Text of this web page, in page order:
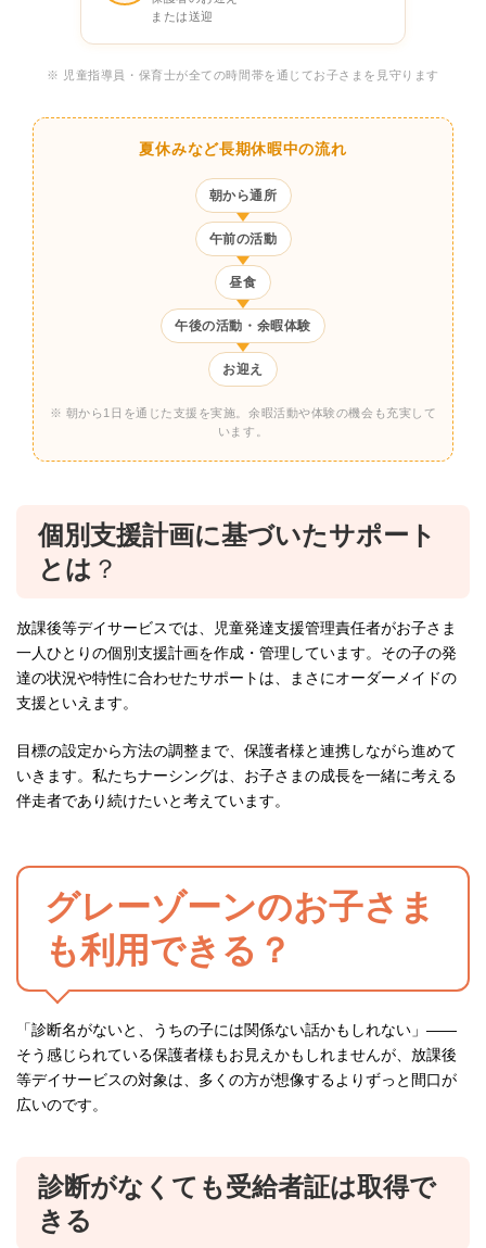
または送迎
※ 児童指導員・保育士が全ての時間帯を通じてお子さまを見守ります
夏休みなど長期休暇中の流れ
朝から通所
午前の活動
昼食
午後の活動・余暇体験
お迎え
※ 朝から1日を通じた支援を実施。余暇活動や体験の機会も充実して
います。
個別支援計画に基づいたサポート
とは ？
放課後等デイサービスでは、児童発達支援管理責任者がお子さま
一人ひとりの個別支援計画を作成・管理しています。その子の発
達の状況や特性に合わせたサポートは、まさにオーダーメイドの
支援といえます。
目標の設定から方法の調整まで、保護者様と連携しながら進めて
いきます。私たちナーシングは、お子さまの成長を一緒に考える
伴走者であり続けたいと考えています。
グレーゾーンのお子さま
も利用できる？
「診断名がないと、うちの子には関係ない話かもしれない」——
そう感じられている保護者様もお見えかもしれませんが、放課後
等デイサービスの対象は、多くの方が想像するよりずっと間口が
広いのです。
診断がなくても受給者証は取得で
きる